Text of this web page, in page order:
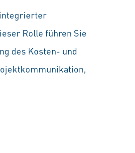
integrierter
Rolle führen Sie
des Kosten- und